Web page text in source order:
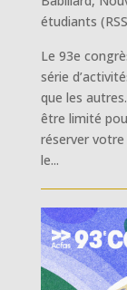
étudiants
Le 93e
série
que les
être limité
réserver
le...